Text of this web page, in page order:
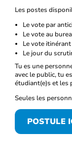
Les postes
Le vote par
Le vote au
Le vote itinérant
Le jour du
Tu es une
avec le public, tu
étudiant(e)s et les
Seules les
POSTULE